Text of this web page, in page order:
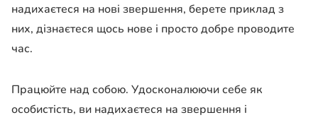
надихаєтеся на нові звершення, берете приклад з
них, дізнаєтеся щось нове і просто добре проводите
час.
Працюйте над собою. Удосконалюючи себе як
особистість, ви надихаєтеся на звершення і